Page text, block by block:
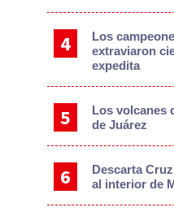
Los
extraviaron
expedita
Los volcanes
de Juárez
Descarta
al interior de